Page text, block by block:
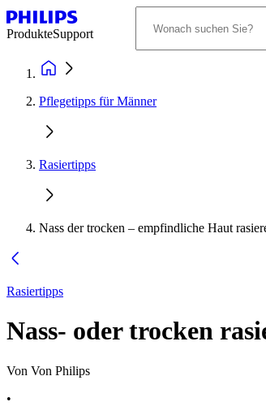
ProdukteSupport
Pflegetipps für Männer​
Rasiertipps
Nass der trocken – empfindliche Haut
Rasiertipps
Nass- oder trocken
Von Von Philips
•